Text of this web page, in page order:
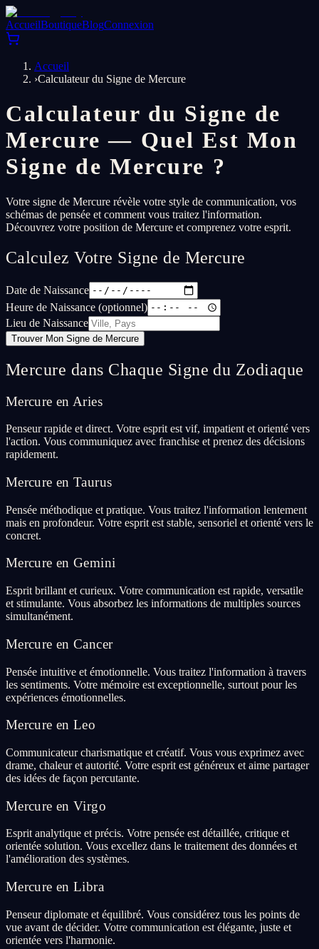
AccueilBoutiqueBlogConnexion
Accueil
›Calculateur du Signe de Mercure
Calculateur du Signe de
Mercure — Quel Est Mon
Signe de Mercure ?
Votre signe de Mercure révèle votre style de communication, vos
schémas de pensée et comment vous traitez l'information.
Découvrez votre position de Mercure et comprenez votre esprit.
Calculez Votre Signe de Mercure
Date de Naissance
Heure de Naissance (optionnel)
Lieu de Naissance
Trouver Mon Signe de Mercure
Mercure dans Chaque Signe du Zodiaque
Mercure en Aries
Penseur rapide et direct. Votre esprit est vif, impatient et orienté vers
l'action. Vous communiquez avec franchise et prenez des décisions
rapidement.
Mercure en Taurus
Pensée méthodique et pratique. Vous traitez l'information lentement
mais en profondeur. Votre esprit est stable, sensoriel et orienté vers le
concret.
Mercure en Gemini
Esprit brillant et curieux. Votre communication est rapide, versatile
et stimulante. Vous absorbez les informations de multiples sources
simultanément.
Mercure en Cancer
Pensée intuitive et émotionnelle. Vous traitez l'information à travers
les sentiments. Votre mémoire est exceptionnelle, surtout pour les
expériences émotionnelles.
Mercure en Leo
Communicateur charismatique et créatif. Vous vous exprimez avec
drame, chaleur et autorité. Votre esprit est généreux et aime partager
des idées de façon percutante.
Mercure en Virgo
Esprit analytique et précis. Votre pensée est détaillée, critique et
orientée solution. Vous excellez dans le traitement des données et
l'amélioration des systèmes.
Mercure en Libra
Penseur diplomate et équilibré. Vous considérez tous les points de
vue avant de décider. Votre communication est élégante, juste et
orientée vers l'harmonie.